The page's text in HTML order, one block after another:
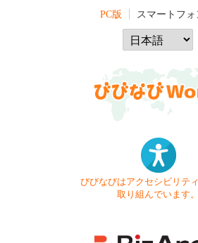
PC版 スマートフォ
びびなびはアクセシビリテ
取り組んでいます。